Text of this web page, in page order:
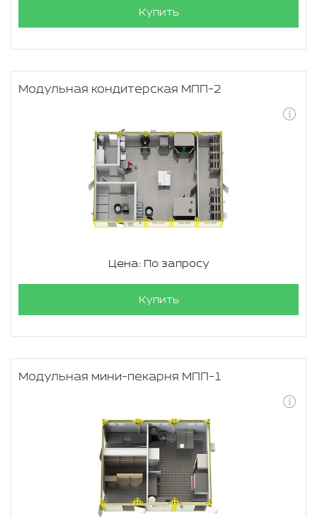
Купить
Модульная кондитерская МПП-2
Цена: По запросу
Купить
Модульная мини-пекарня МПП-1